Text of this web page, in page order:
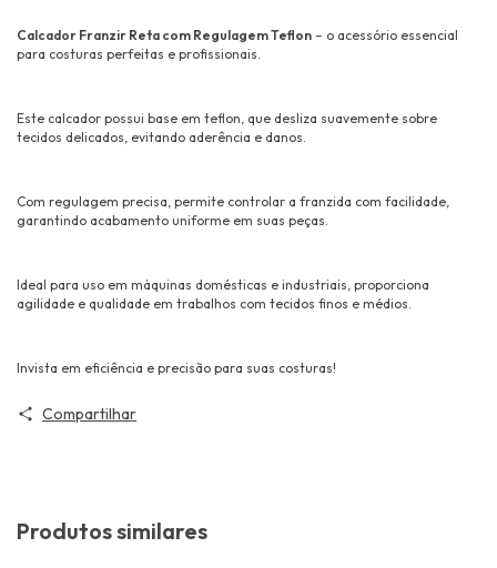
Calcador Franzir Reta com Regulagem Teflon – o acessório essencial
para costuras perfeitas e profissionais.
Este calcador possui base em teflon, que desliza suavemente sobre
tecidos delicados, evitando aderência e danos.
Com regulagem precisa, permite controlar a franzida com facilidade,
garantindo acabamento uniforme em suas peças.
Ideal para uso em máquinas domésticas e industriais, proporciona
agilidade e qualidade em trabalhos com tecidos finos e médios.
Invista em eficiência e precisão para suas costuras!
Compartilhar
Produtos similares